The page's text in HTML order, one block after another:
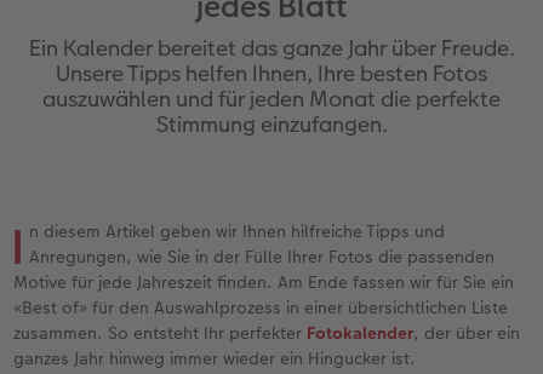
Personalisierter Schuber
Erinnerungstasche
CEWE FOTOBUCH Kids
Erste Schritte
Bestellwege
Webinare
Nature Prints
Premium Poster
Fotosets
Sofortfotos
Passfotos
Zubehör
Photo Streetmap Poster
Fotocollage
hexxas
Alu Dibond
Foto auf Holz
Gallery Print
Weitere Anlässe
Klappkarten
Fotokarten
Einzelkarten im Direktversand
Spiele
Schule & Büro
Haustiere
Art Prints
Foto-Geschenkbox
Geschenkidee
Silikonhüllen
Kunststoffhüllen
Lederhüllen
Handykette
Mit Design
Wandkalender mit Design
Wandkalender A4
Wandkalender A4 Panorama
Tischkalender Quadratisch
Zubehör
Sofortgrusskarten
Sofortfotosets
Sofortcollagen
Biometrische Passfotos
Filiale finden
Zum Geburtstag
Muttertagsgeschenke
Geschenke zum Abschied
für Brautpaare
für den JGA
Hochzeit
Jahrbuch
Fotowettbewerbe
Ein Kalender bereitet das ganze Jahr über Freude.
Unsere Tipps helfen Ihnen, Ihre besten Fotos
auszuwählen und für jeden Monat die perfekte
Stimmung einzufangen.
I n diesem Artikel geben wir Ihnen hilfreiche Tipps und
Anregungen, wie Sie in der Fülle Ihrer Fotos die passenden
Motive für jede Jahreszeit finden. Am Ende fassen wir für Sie ein
«Best of» für den Auswahlprozess in einer übersichtlichen Liste
zusammen. So entsteht Ihr perfekter Fotokalender, der über ein
ganzes Jahr hinweg immer wieder ein Hingucker ist.